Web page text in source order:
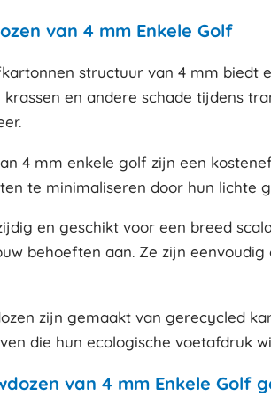
van 4 mm Enkele Golf
structuur van 4 mm
en andere schade tijdens
4 mm enkele golf zijn een
te minimaliseren door hun lichte
en geschikt voor een breed
behoeften aan. Ze zijn
zijn gemaakt van gerecycled
die hun ecologische voetafdruk
van 4 mm Enkele Golf